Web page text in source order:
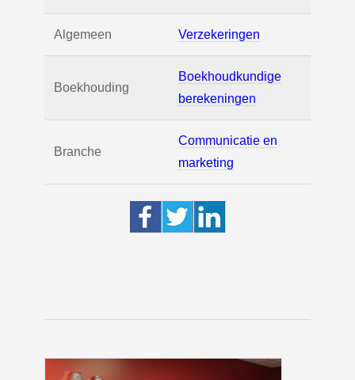
Algemeen Verzekeringen
Boekhouding
Boekhoudkundige
berekeningen
Branche
Communicatie en
marketing